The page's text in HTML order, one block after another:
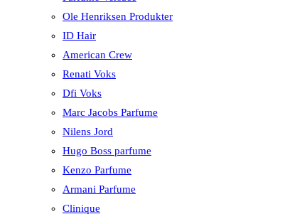
Ole Henriksen Produkter
ID Hair
American Crew
Renati Voks
Dfi Voks
Marc Jacobs Parfume
Nilens Jord
Hugo Boss parfume
Kenzo Parfume
Armani Parfume
Clinique